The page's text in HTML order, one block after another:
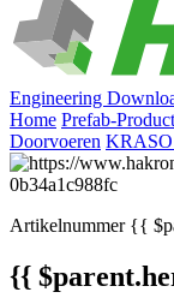
Engineering
Home Prefab-
Doorvoeren KRASO
Artikelnummer{{
{{